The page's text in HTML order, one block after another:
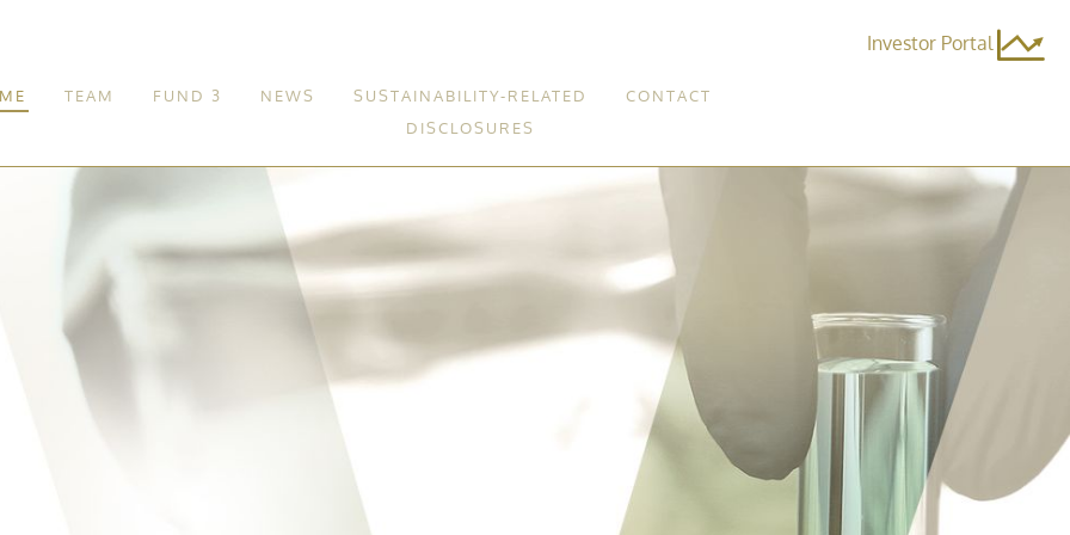
Investor Portal
TEAM FUND 3 NEWS
SUSTAINABILITY-RELATED
DISCLOSURES
CONTACT